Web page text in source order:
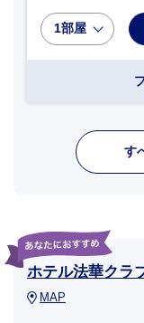
1部屋
す
ホテル法華クラ
MAP